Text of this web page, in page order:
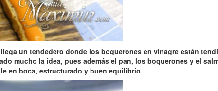
un tendedero donde los boquerones en vinagre están
mucho la idea, pues además el pan, los boquerones y el
en boca, estructurado y buen equilibrio.